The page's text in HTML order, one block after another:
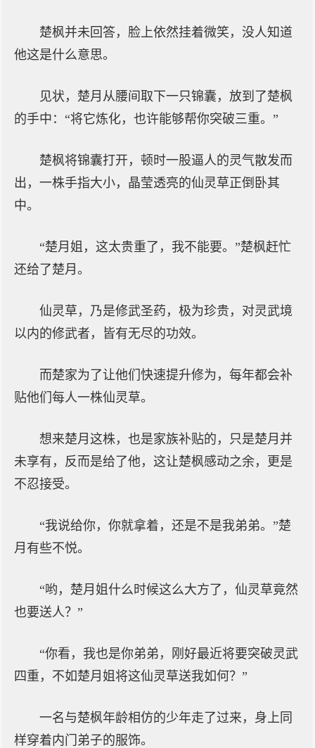
楚枫并未回答，脸上依然挂着微笑，没人知道
他这是什么意思。
见状，楚月从腰间取下一只锦囊，放到了楚枫
的手中：“将它炼化，也许能够帮你突破三重。”
楚枫将锦囊打开，顿时一股逼人的灵气散发而
出，一株手指大小，晶莹透亮的仙灵草正倒卧其
中。
“楚月姐，这太贵重了，我不能要。”楚枫赶忙
还给了楚月。
仙灵草，乃是修武圣药，极为珍贵，对灵武境
以内的修武者，皆有无尽的功效。
而楚家为了让他们快速提升修为，每年都会补
贴他们每人一株仙灵草。
想来楚月这株，也是家族补贴的，只是楚月并
未享有，反而是给了他，这让楚枫感动之余，更是
不忍接受。
“我说给你，你就拿着，还是不是我弟弟。”楚
月有些不悦。
“哟，楚月姐什么时候这么大方了，仙灵草竟然
也要送人？”
“你看，我也是你弟弟，刚好最近将要突破灵武
四重，不如楚月姐将这仙灵草送我如何？”
一名与楚枫年龄相仿的少年走了过来，身上同
样穿着内门弟子的服饰。